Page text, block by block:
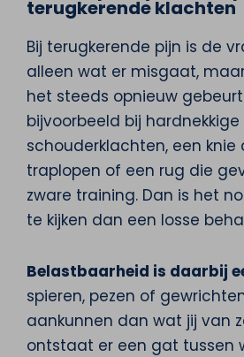
terugkerende klachten
Bij terugkerende pijn is de
alleen wat er misgaat,
het steeds opnieuw
bijvoorbeeld bij hardnekkige
schouderklachten, een knie
traplopen of een rug die
zware training. Dan is het
te kijken dan een losse
Belastbaarheid is daarbij
spieren, pezen of
aankunnen dan wat jij van
ontstaat er een gat tussen